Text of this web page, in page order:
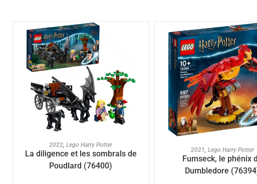
AJOUTER AU PANIER
2022,Lego Harry Potter
La diligence et les sombrals de
Poudlard (76400)
AJOUTER AU PANIER
2021 Lego Harry Potter
Fumseck, le phénix
Dumbledore